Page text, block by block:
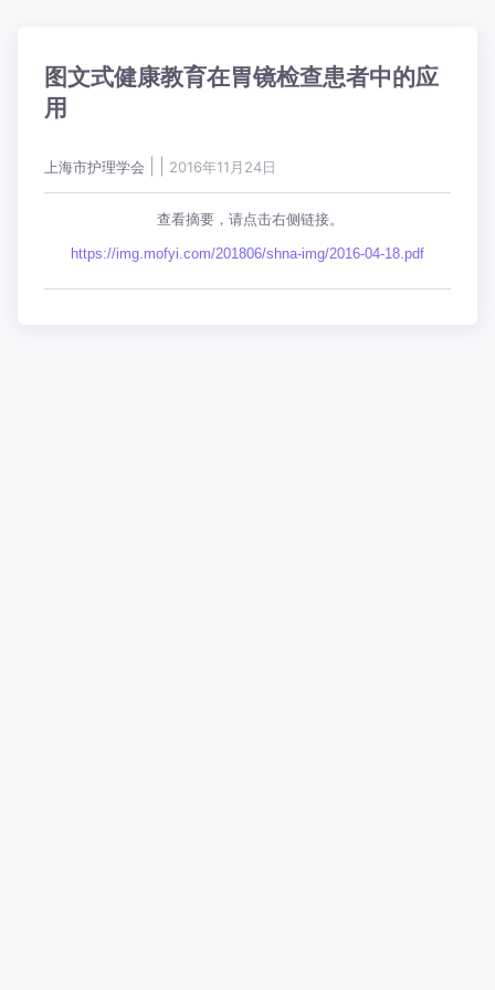
图文式健康教育在胃镜检查患者中的应
用
上海市护理学会 2016年11月24日
查看摘要，请点击右侧链接。
https://img.mofyi.com/201806/shna-img/2016-04-18.pdf